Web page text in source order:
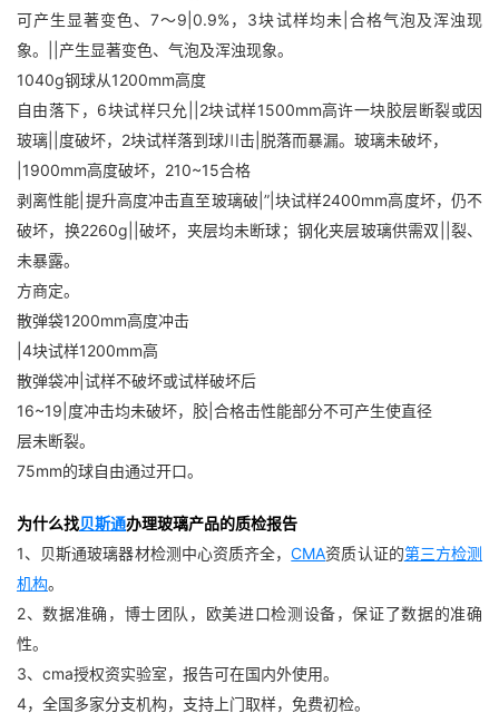
可产生显著变色、7～9|0.9%，3块试样均未|合格气泡及浑浊现
象。||产生显著变色、气泡及浑浊现象。
1040g钢球从1200mm高度
自由落下，6块试样只允||2块试样1500mm高许一块胶层断裂或因
玻璃||度破坏，2块试样落到球川击|脱落而暴漏。玻璃未破坏，
|1900mm高度破坏，210~15合格
剥离性能|提升高度冲击直至玻璃破|”|块试样2400mm高度坏，仍不
破坏，换2260g||破坏，夹层均未断球；钢化夹层玻璃供需双||裂、
未暴露。
方商定。
散弹袋1200mm高度冲击
|4块试样1200mm高
散弹袋冲|试样不破坏或试样破坏后
16~19|度冲击均未破坏，胶|合格击性能部分不可产生使直径
层未断裂。
75mm的球自由通过开口。
为什么找贝斯通办理玻璃产品的质检报告
1、贝斯通玻璃器材检测中心资质齐全，CMA资质认证的第三方检测
机构。
2、数据准确，博士团队，欧美进口检测设备，保证了数据的准确
性。
3、cma授权资实验室，报告可在国内外使用。
4，全国多家分支机构，支持上门取样，免费初检。